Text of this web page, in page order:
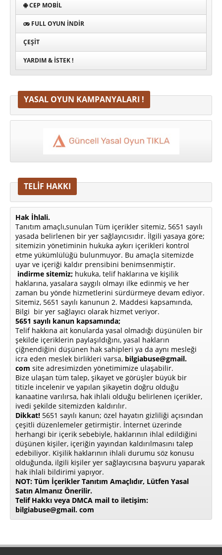
CEP MOBIL
FULL OYUN İNDIR
ÇEŞIT
YARDIM & İSTEK !
YASAL OYUN KAMPANYALARI !
TELİF HAKKI
Hak İhlali.
Tanıtım amaçlı,sunulan Tüm içerikler sitemiz, 5651 sayılı
yasada belirlenen bir yer sağlayıcısıdır. İlgili yasaya göre;
sitemizin yönetiminin hukuka aykırı içerikleri kontrol
etme yükümlülüğü bulunmuyor. Bu amaçla sitemizde
uyar ve içeriği kaldır prensibini benimsenmiştir.
indirme sitemiz; hukuka, telif haklarına ve kişilik
haklarına, yasalara saygılı olmayı ilke edinmiş ve her
zaman bu yönde hizmetlerini sürdürmeye devam ediyor.
Sitemiz, 5651 sayılı kanunun 2. Maddesi kapsamında,
Bilgi bir yer sağlayıcı olarak hizmet veriyor.
5651 sayılı kanun kapsamında;
Telif hakkına ait konularda yasal olmadığı düşünülen bir
şekilde içeriklerin paylaşıldığını, yasal hakların
çiğnendiğini düşünen hak sahipleri ya da aynı mesleği
icra eden meslek birlikleri varsa, bilgiabuse@gmail.
com site adresimizden yönetimimize ulaşabilir.
Bize ulaşan tüm talep, şikayet ve görüşler büyük bir
titizle incelenir ve yapılan şikayetin doğru olduğu
kanaatine varılırsa, hak ihlali olduğu belirlenen içerikler,
ivedi şekilde sitemizden kaldırılır.
Dikkat! 5651 sayılı kanun; özel hayatın gizliliği açısından
çeşitli düzenlemeler getirmiştir. İnternet üzerinde
herhangi bir içerik sebebiyle, haklarının ihlal edildiğini
düşünen kişiler, içeriğin yayından kaldırılmasını talep
edebiliyor. Kişilik haklarının ihlali durumu söz konusu
olduğunda, ilgili kişiler yer sağlayıcısına başvuru yaparak
hak ihlali bildirimi yapıyor.
NOT: Tüm İçerikler Tanıtım Amaçlıdır, Lütfen Yasal
Satın Almanız Önerilir.
Telif Hakkı veya DMCA mail to iletişim:
bilgiabuse@gmail. com